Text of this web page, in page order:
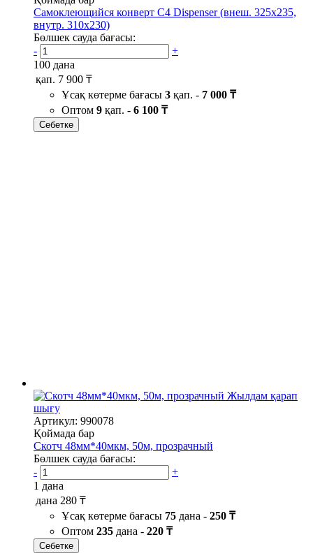
Самоклеющийся конверт С4 Dispenser (внеш. 325х235,
внутр. 310х230)
Бөлшек сауда бағасы:
-
+
100 дана
қап. 7 900 ₸
Ұсақ көтерме бағасы 3 қап. - 7 000 ₸
Оптом 9 қап. - 6 100 ₸
Себетке
Жылдам қарап
шығу
Артикул: 990078
Қоймада бар
Скотч 48мм*40мкм, 50м, прозрачный
Бөлшек сауда бағасы:
-
+
1 дана
дана 280 ₸
Ұсақ көтерме бағасы 75 дана - 250 ₸
Оптом 235 дана - 220 ₸
Себетке